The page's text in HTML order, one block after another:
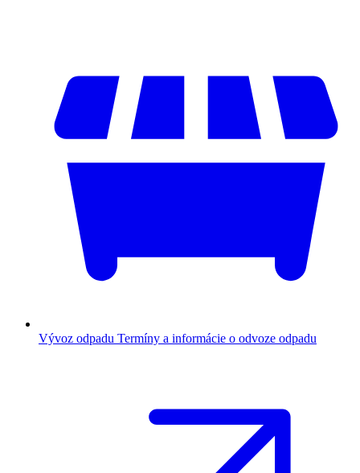
Vývoz odpadu Termíny a informácie o odvoze odpadu